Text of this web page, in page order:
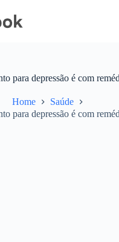
para depressão é com
Home
Saúde
para depressão é com